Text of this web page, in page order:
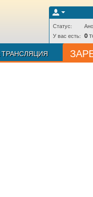
Статус:
У вас есть: 0
ТРАНСЛЯЦИЯ